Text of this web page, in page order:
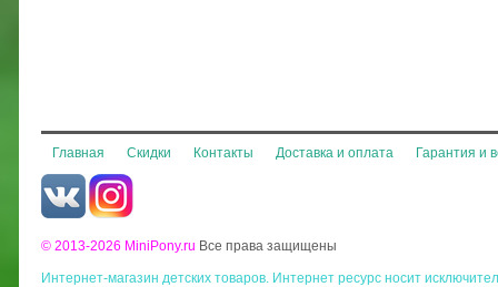
Главная Скидки Контакты Доставка и оплата Гарантия и
© 2013-2026 MiniPony.ru Все права защищены
Интернет-магазин детских товаров. Интернет ресурс носит